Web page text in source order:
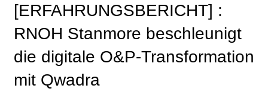
[ERFAHRUNGSBERICHT] :
RNOH Stanmore beschleunigt
die digitale O&P-Transformation
mit Qwadra